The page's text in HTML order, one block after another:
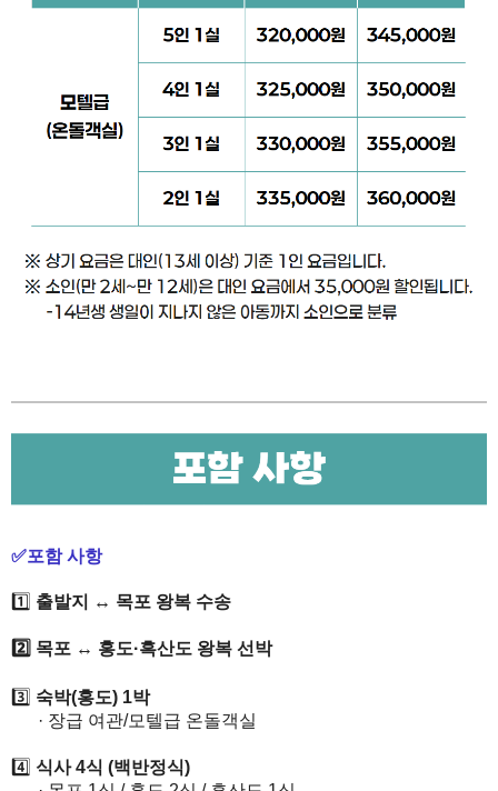
✅포함 사항
1️⃣ 출발지 ↔ 목포 왕복 수송
2️⃣ 목포 ↔ ​ 홍도·​흑산도 왕복 선박
3️⃣ 숙박(홍도) 1박
· ​ 장급 여관/모텔급 온돌객실
4️⃣ 식사 4식 (백반정식)